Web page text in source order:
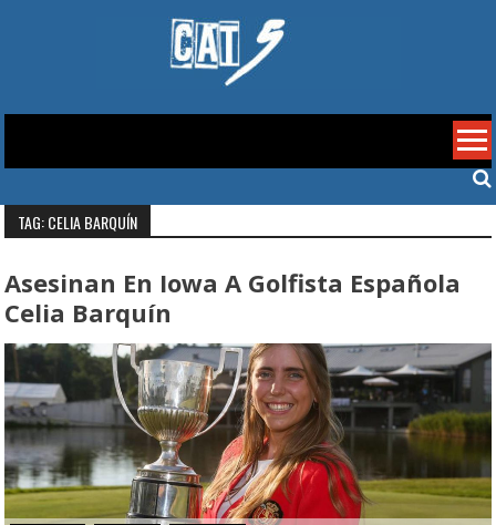
Cat 5
TAG: CELIA BARQUÍN
Asesinan En Iowa A Golfista Española
Celia Barquín